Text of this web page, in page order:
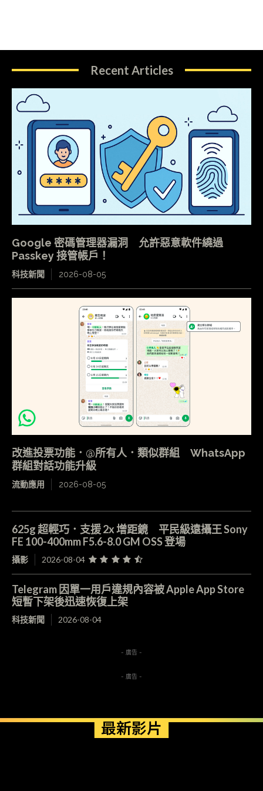
Recent Articles
Google 密碼管理器漏洞 允許惡意軟件繞過
Passkey 接管帳戶！
科技新聞 2026-08-05
改進投票功能．@所有人．類似群組 WhatsApp
群組對話功能升級
流動應用 2026-08-05
625g 超輕巧．支援 2x 增距鏡 平民級遠攝王 Sony
FE 100-400mm F5.6-8.0 GM OSS 登場
攝影 2026-08-04
Telegram 因單一用戶違規內容被 Apple App Store
短暫下架後迅速恢復上架
科技新聞 2026-08-04
- 廣告 -
- 廣告 -
最新影片